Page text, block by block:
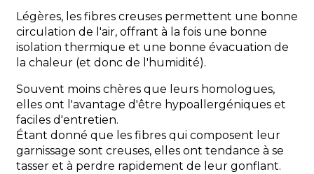
Légères, les fibres creuses permettent une bonne
circulation de l'air, offrant à la fois une bonne
isolation thermique et une bonne évacuation de
la chaleur (et donc de l'humidité).
Souvent moins chères que leurs homologues,
elles ont l'avantage d'être hypoallergéniques et
faciles d'entretien.
Étant donné que les fibres qui composent leur
garnissage sont creuses, elles ont tendance à se
tasser et à perdre rapidement de leur gonflant.